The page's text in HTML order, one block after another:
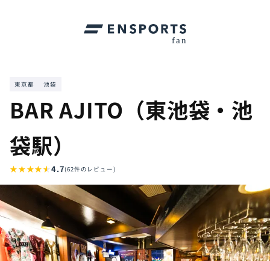
東京都 池袋
BAR AJITO（東池袋・池
袋駅）
★★★★★4.7(62件のレビュー)